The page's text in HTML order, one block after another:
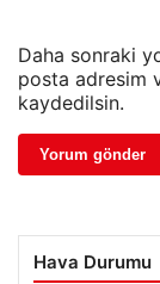
Daha sonraki
posta adresim
kaydedilsin.
Hava Durumu